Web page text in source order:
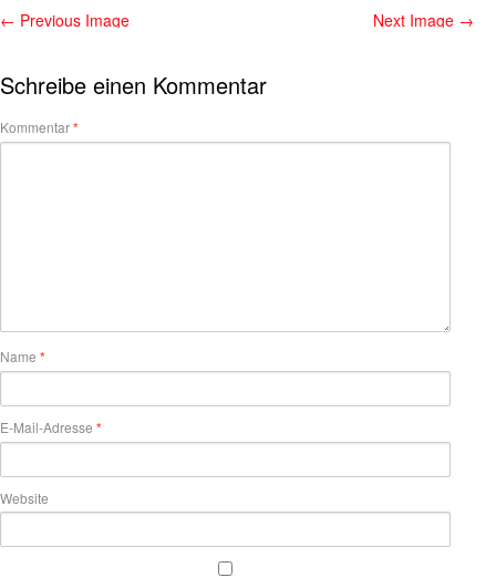
← Previous Image Next Image →
Schreibe einen Kommentar
Kommentar*
Name *
E-Mail-Adresse *
Website